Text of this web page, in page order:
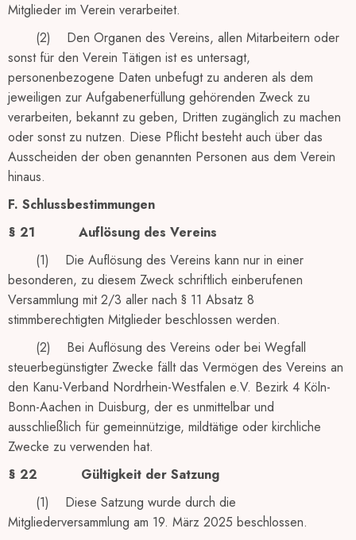
Mitglieder im Verein verarbeitet.
(2) Den Organen des Vereins, allen Mitarbeitern oder
sonst für den Verein Tätigen ist es untersagt,
personenbezogene Daten unbefugt zu anderen als dem
jeweiligen zur Aufgabenerfüllung gehörenden Zweck zu
verarbeiten, bekannt zu geben, Dritten zugänglich zu machen
oder sonst zu nutzen. Diese Pflicht besteht auch über das
Ausscheiden der oben genannten Personen aus dem Verein
hinaus.
F. Schlussbestimmungen
§ 21
Auflösung des Vereins
(1) Die Auflösung des Vereins kann nur in einer
besonderen, zu diesem Zweck schriftlich einberufenen
Versammlung mit 2/3 aller nach § 11 Absatz 8
stimmberechtigten Mitglieder beschlossen werden.
(2) Bei Auflösung des Vereins oder bei Wegfall
steuerbegünstigter Zwecke fällt das Vermögen des Vereins an
den Kanu-Verband Nordrhein-Westfalen e.V. Bezirk 4 Köln-
Bonn-Aachen in Duisburg, der es unmittelbar und
ausschließlich für gemeinnützige, mildtätige oder kirchliche
Zwecke zu verwenden hat.
§ 22
Gültigkeit der Satzung
(1) Diese Satzung wurde durch die
Mitgliederversammlung am 19. März 2025 beschlossen.